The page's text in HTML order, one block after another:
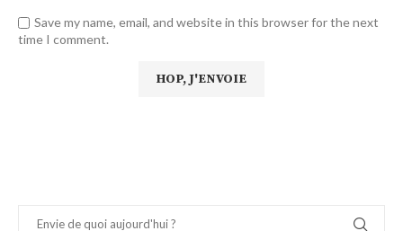
Save my name, email, and website in this browser for the next
time I comment.